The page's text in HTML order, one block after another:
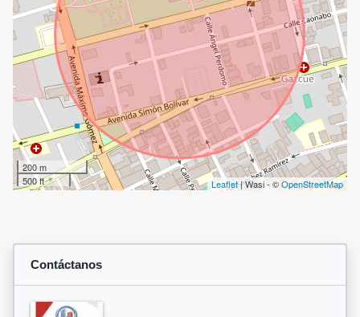
200 m
500 ft
Leaflet| Wasi - ©OpenStreetMap
Contáctanos